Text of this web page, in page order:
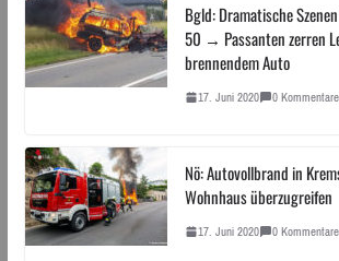
Bgld: Dramatische
50 → Passanten zerren
brennendem Auto
17. Juni 2020 0 Kommentare
Nö: Autovollbrand in
Wohnhaus überzugreifen
17. Juni 2020 0 Kommentare